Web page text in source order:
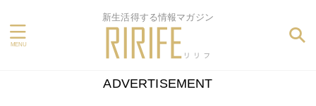
新生活得する情報マガジン
ADVERTISEMENT